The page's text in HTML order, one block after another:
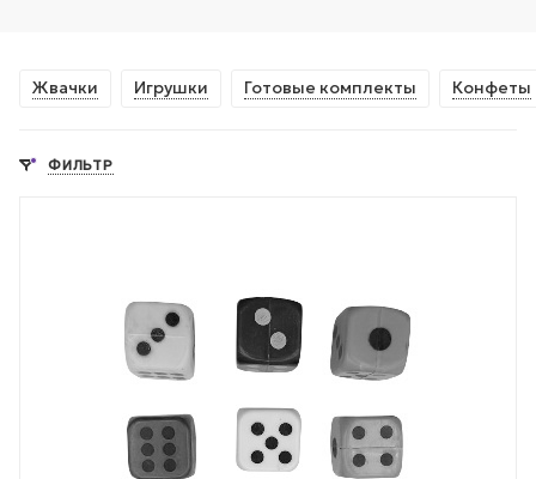
Жвачки Игрушки Готовые комплекты Конфеты
ФИЛЬТР